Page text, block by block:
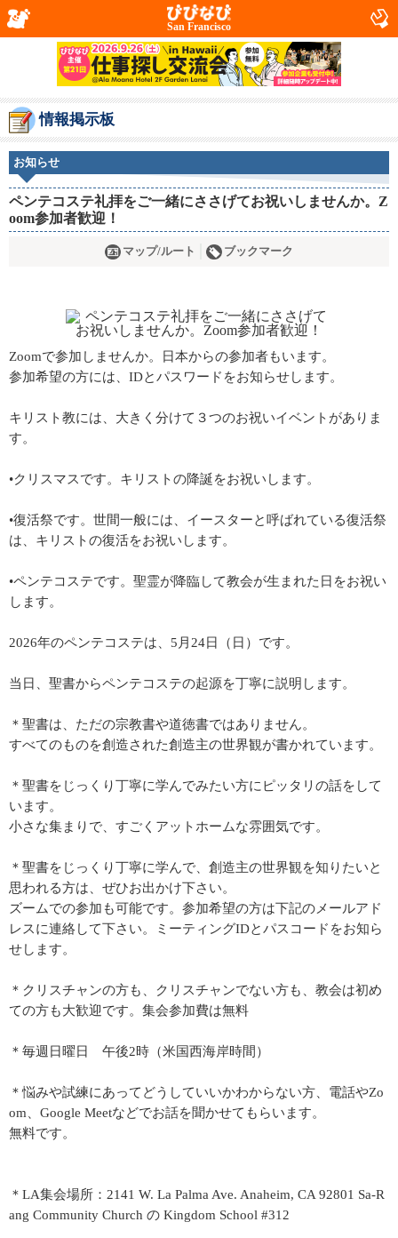
San Francisco
情報掲示板
お知らせ
ペンテコステ礼拝をご一緒にささげてお祝いしませんか。Z
oom参加者歓迎！
マップ/ルート ブックマーク
Zoomで参加しませんか。日本からの参加者もいます。
参加希望の方には、IDとパスワードをお知らせします。
キリスト教には、大きく分けて３つのお祝いイベントがありま
す。
•クリスマスです。キリストの降誕をお祝いします。
•復活祭です。世間一般には、イースターと呼ばれている復活祭
は、キリストの復活をお祝いします。
•ペンテコステです。聖霊が降臨して教会が生まれた日をお祝い
します。
2026年のペンテコステは、5月24日（日）です。
当日、聖書からペンテコステの起源を丁寧に説明します。
＊聖書は、ただの宗教書や道徳書ではありません。
すべてのものを創造された創造主の世界観が書かれています。
＊聖書をじっくり丁寧に学んでみたい方にピッタリの話をして
います。
小さな集まりで、すごくアットホームな雰囲気です。
＊聖書をじっくり丁寧に学んで、創造主の世界観を知りたいと
思われる方は、ぜひお出かけ下さい。
ズームでの参加も可能です。参加希望の方は下記のメールアド
レスに連絡して下さい。ミーティングIDとパスコードをお知ら
せします。
＊クリスチャンの方も、クリスチャンでない方も、教会は初め
ての方も大歓迎です。集会参加費は無料
＊毎週日曜日 午後2時（米国西海岸時間）
＊悩みや試練にあってどうしていいかわからない方、電話やZo
om、Google Meetなどでお話を聞かせてもらいます。
無料です。
＊LA集会場所：2141 W. La Palma Ave. Anaheim, CA 92801 Sa-R
ang Community Church の Kingdom School #312